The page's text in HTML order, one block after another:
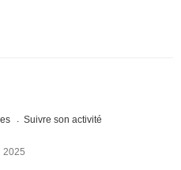
Suivre son activité
2025